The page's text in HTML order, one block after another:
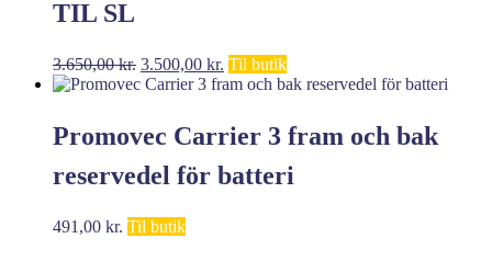
TIL SL
3.650,00kr. Den
oprindelige
3.650,00 kr..
3.500,00 kr. Den
aktuelle
er:
3.500,00 kr..
Til butik
Promovec Carrier 3 fram och bak
reservedel för batteri
491,00 kr. Til butik